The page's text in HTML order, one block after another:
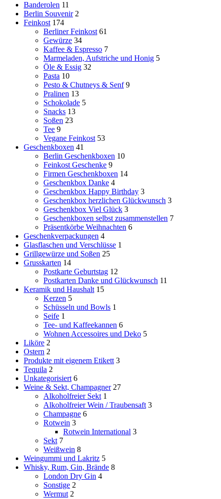
Banderolen 11
Berlin Souvenir 2
Feinkost 174
Berliner Feinkost 61
Gewürze 34
Kaffee & Espresso 7
Marmeladen, Aufstriche und Honig 5
Öle & Essig 32
Pasta 10
Pesto & Chutneys & Senf 9
Pralinen 13
Schokolade 5
Snacks 13
Soßen 23
Tee 9
Vegane Feinkost 53
Geschenkboxen 41
Berlin Geschenkboxen 10
Feinkost Geschenke 9
Firmen Geschenkboxen 14
Geschenkbox Danke 4
Geschenkbox Happy Birthday 3
Geschenkbox herzlichen Glückwunsch 3
Geschenkbox Viel Glück 3
Geschenkboxen selbst zusammenstellen 7
Präsentkörbe Weihnachten 6
Geschenkverpackungen 4
Glasflaschen und Verschlüsse 1
Grillgewürze und Soßen 25
Grusskarten 14
Postkarte Geburtstag 12
Postkarten Danke und Glückwunsch 11
Keramik und Haushalt 15
Kerzen 5
Schüsseln und Bowls 1
Seife 1
Tee- und Kaffeekannen 6
Wohnen Accessoires und Deko 5
Liköre 2
Ostern 2
Produkte mit eigenem Etikett 3
Tequila 2
Unkategorisiert 6
Weine & Sekt, Champagner 27
Alkoholfreier Sekt 1
Alkoholfreier Wein / Traubensaft 3
Champagne 6
Rotwein 3
Rotwein International 3
Sekt 7
Weißwein 8
Weingummi und Lakritz 5
Whisky, Rum, Gin, Brände 8
London Dry Gin 4
Sonstige 2
Wermut 2